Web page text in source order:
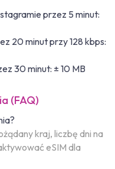
przez 5 minut:
20 minut przy 128 kbps:
30 minut: ± 10 MB
(FAQ)
kraj, liczbę dni na
eSIM dla